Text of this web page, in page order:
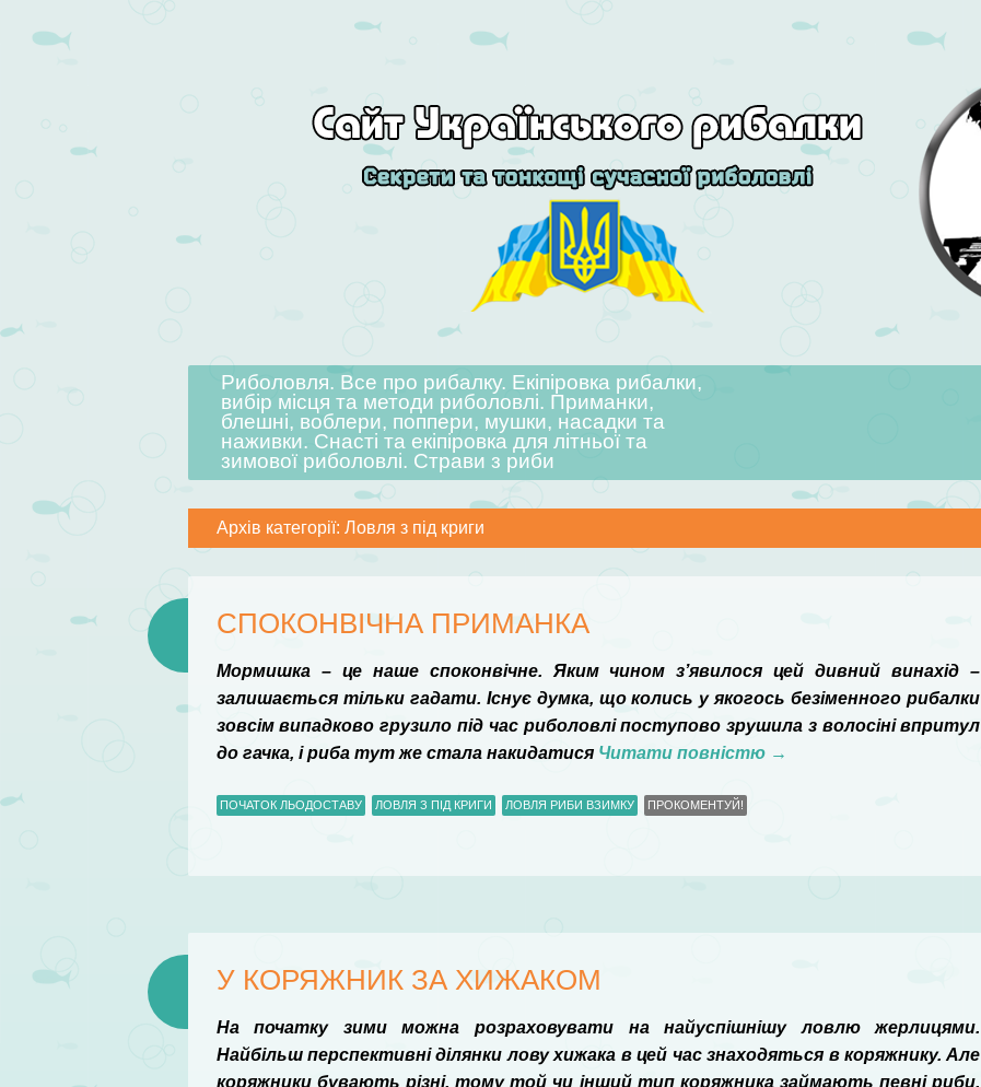
Риболовля. Все про рибалку. Екіпіровка рибалки,
вибір місця та методи риболовлі. Приманки,
блешні, воблери, поппери, мушки, насадки та
наживки. Снасті та екіпіровка для літньої та
зимової риболовлі. Страви з риби
Menu
Skip to content
Архів категорії: Ловля з під криги
СПОКОНВІЧНА ПРИМАНКА
Мормишка – це наше споконвічне. Яким чином з’явилося цей дивний винахід –
залишається тільки гадати. Існує думка, що колись у якогось безіменного рибалки
зовсім випадково грузило під час риболовлі поступово зрушила з волосіні впритул
до гачка, і риба тут же стала накидатися Читати повністю →
ПОЧАТОК ЛЬОДОСТАВУ ЛОВЛЯ З ПІД КРИГИ ЛОВЛЯ РИБИ ВЗИМКУ ПРОКОМЕНТУЙ!
У КОРЯЖНИК ЗА ХИЖАКОМ
На початку зими можна розраховувати на найуспішнішу ловлю жерлицями.
Найбільш перспективні ділянки лову хижака в цей час знаходяться в коряжнику. Але
коряжники бувають різні, тому той чи інший тип коряжника займають певні риби.